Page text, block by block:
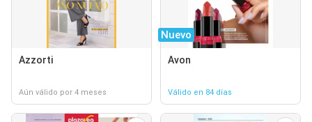
Azzorti
Aún válido por 4 meses
Nuevo
Avon
Válido en 84 días